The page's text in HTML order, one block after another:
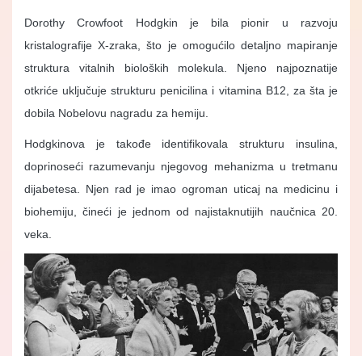
Dorothy Crowfoot Hodgkin je bila pionir u razvoju
kristalografije X-zraka, što je omogućilo detaljno mapiranje
struktura vitalnih bioloških molekula. Njeno najpoznatije
otkriće uključuje strukturu penicilina i vitamina B12, za šta je
dobila Nobelovu nagradu za hemiju.
Hodgkinova je takođe identifikovala strukturu insulina,
doprinoseći razumevanju njegovog mehanizma u tretmanu
dijabetesa. Njen rad je imao ogroman uticaj na medicinu i
biohemiju, čineći je jednom od najistaknutijih naučnica 20.
veka.